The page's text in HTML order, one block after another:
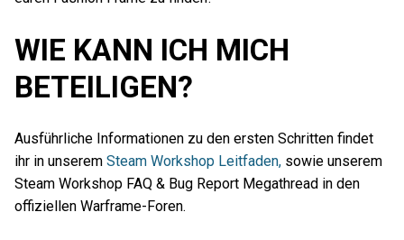
WIE KANN ICH MICH
BETEILIGEN?
Ausführliche Informationen zu den ersten Schritten findet
ihr in unserem Steam Workshop Leitfaden, sowie unserem
Steam Workshop FAQ & Bug Report Megathread in den
offiziellen Warframe-Foren.